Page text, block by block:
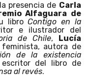
presencia de Carla
Alfaguara de
libroContigo en la
e ilustrador del
de Chile,
Lucía
autora de
de la existencia
del libro de
al revés.